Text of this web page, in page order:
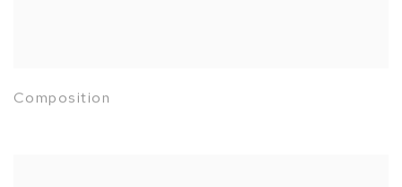
Composition